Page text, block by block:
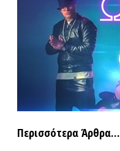
Περισσότερα Άρθρα...